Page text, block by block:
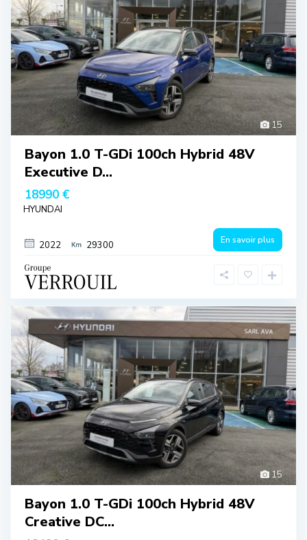
15
Bayon 1.0 T-GDi 100ch Hybrid 48V
Executive D...
18990 €
HYUNDAI
2022 29300 En savoir plus
15
Bayon 1.0 T-GDi 100ch Hybrid 48V
Creative DC...